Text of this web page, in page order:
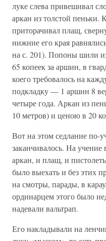
луке слева привешивал
аркан из толстой пеньки.
приторачивал плащ,
нижние его края
на с. 201). Попоны шили
65 копеек за аршин, в
коего требовалось на
подкладку — 1 аршин 8
четыре года. Аркан из
10 метров) и ценою в 20
Вот на этом седлание
заканчивалось. На учение
аркан, и плащ, и
было выехать и без этих
на смотры, парады, в
ординарцем этого было
надевали вальтрап.
Его накладывали на